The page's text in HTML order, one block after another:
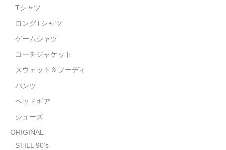
全商品（ORIGINAL）
ハニーカムトライプ
天ぷらまめすけ
C D / D V D
全商品（CD/DVD）
Tシャツ
ロングTシャツ
ゲームシャツ
コーチジャケット
スウェット＆フーディ
パンツ
ヘッドギア
シューズ
ORIGINAL
STILL 90’s